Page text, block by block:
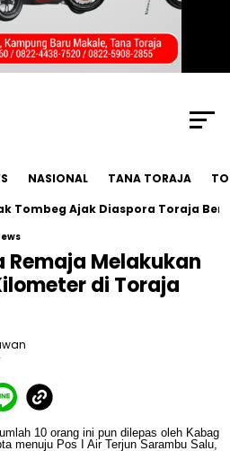
NASIONAL TANA TORAJA
Ajak Diaspora Toraja
Remaja Melakukan
di Toraja